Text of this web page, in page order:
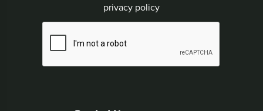
privacy policy